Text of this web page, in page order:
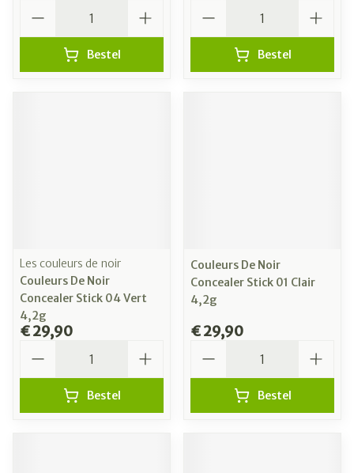
Bestel Bestel
Les couleurs de noir
Couleurs De Noir
Concealer Stick 04 Vert
4,2g
€ 29,90
Bestel
Couleurs De Noir
Concealer Stick 01 Clair
4,2g
€ 29,90
Bestel